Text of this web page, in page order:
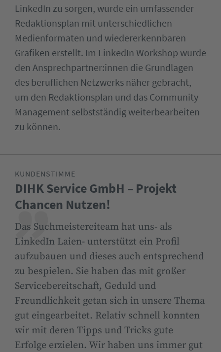
LinkedIn zu sorgen, wurde ein umfassender
Redaktionsplan mit unterschiedlichen
Medienformaten und wiedererkennbaren
Grafiken erstellt. Im LinkedIn Workshop wurde
den Ansprechpartner:innen die Grundlagen
des beruflichen Netzwerks näher gebracht,
um den Redaktionsplan und das Community
Management selbstständig weiterbearbeiten
zu können.
KUNDENSTIMME
DIHK Service GmbH – Projekt
Chancen Nutzen!
Das Suchmeistereiteam hat uns- als
LinkedIn Laien- unterstützt ein Profil
aufzubauen und dieses auch entsprechend
zu bespielen. Sie haben das mit großer
Servicebereitschaft, Geduld und
Freundlichkeit getan sich in unsere Thema
gut eingearbeitet. Relativ schnell konnten
wir mit deren Tipps und Tricks gute
Erfolge erzielen. Wir haben uns immer gut